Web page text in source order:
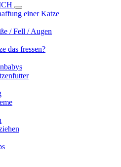
einer Katze
/ Fell / Augen
das fressen?